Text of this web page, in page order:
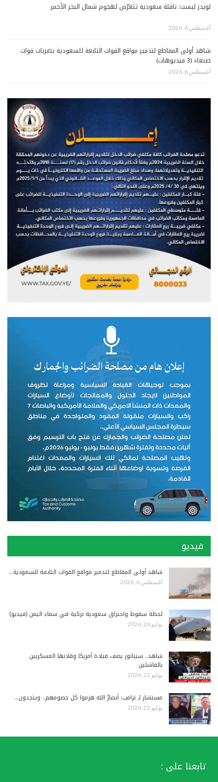
لويدز ليست: ناقلة سعودية تتعرّض لهجوم شمال البحر الأحمر
أغسطس 6, 2026
شاهد أولى المقاطع لتدمير مواقع القوات التابعة للسعودية بضربات قوات
صنعاء (3 فيديوهات)
أغسطس 6, 2026
فيديو
شاهد أولى المقاطع لتدمير مواقع القوات التابعة للسعودية…
أغسطس 6, 2026
لحظة سقوط واحتراق سعودية تركية في سماء اليمن (فيديو)
يوليو 26, 2026
شاهد.. سيناتور يصف قيادة أمريكا وقادتها العسكريين
بالفاشلين
يوليو 22, 2026
مستشار لـ ترامب: أنصارُ الله هزموا كل خصومهم.. ويتحدون…
يوليو 22, 2026
تابعنا على :